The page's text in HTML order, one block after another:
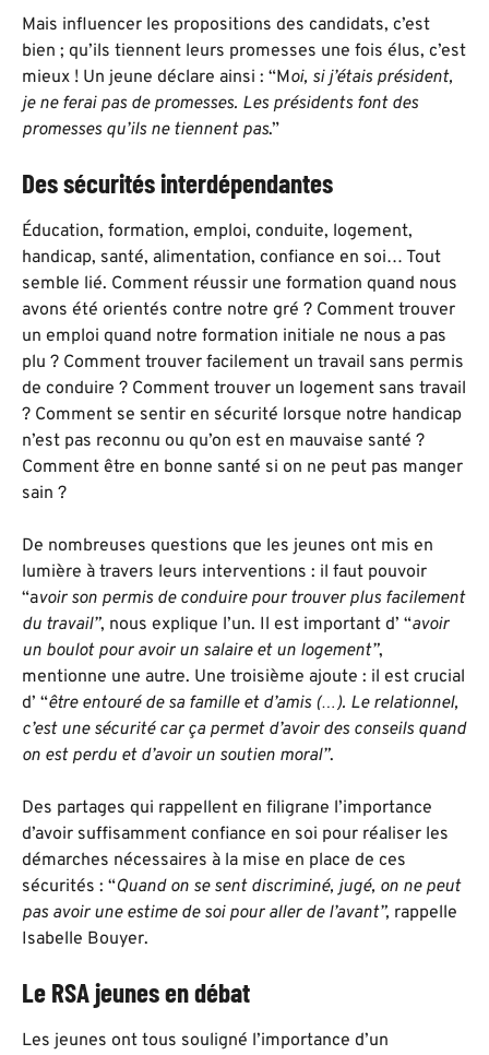
Mais influencer les propositions des candidats, c’est
bien ; qu’ils tiennent leurs promesses une fois élus, c’est
mieux ! Un jeune déclare ainsi : “Moi, si j’étais président,
je ne ferai pas de promesses. Les présidents font des
promesses qu’ils ne tiennent pas.”
Des sécurités interdépendantes
Éducation, formation, emploi, conduite, logement,
handicap, santé, alimentation, confiance en soi… Tout
semble lié. Comment réussir une formation quand nous
avons été orientés contre notre gré ? Comment trouver
un emploi quand notre formation initiale ne nous a pas
plu ? Comment trouver facilement un travail sans permis
de conduire ? Comment trouver un logement sans travail
? Comment se sentir en sécurité lorsque notre handicap
n’est pas reconnu ou qu’on est en mauvaise santé ?
Comment être en bonne santé si on ne peut pas manger
sain ?
De nombreuses questions que les jeunes ont mis en
lumière à travers leurs interventions : il faut pouvoir
“avoir son permis de conduire pour trouver plus facilement
du travail”, nous explique l’un. Il est important d’ “avoir
un boulot pour avoir un salaire et un logement”,
mentionne une autre. Une troisième ajoute : il est crucial
d’ “être entouré de sa famille et d’amis (…). Le relationnel,
c’est une sécurité car ça permet d’avoir des conseils quand
on est perdu et d’avoir un soutien moral”.
Des partages qui rappellent en filigrane l’importance
d’avoir suffisamment confiance en soi pour réaliser les
démarches nécessaires à la mise en place de ces
sécurités : “Quand on se sent discriminé, jugé, on ne peut
pas avoir une estime de soi pour aller de l’avant”, rappelle
Isabelle Bouyer.
Le RSA jeunes en débat
Les jeunes ont tous souligné l’importance d’un